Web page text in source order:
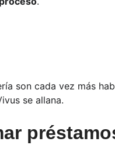
son cada vez más
se allana.